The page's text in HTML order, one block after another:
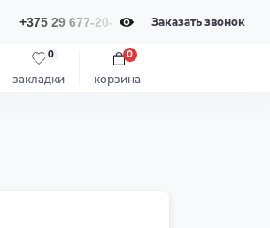
+375 29 677-20-20 Заказать звонок
закладки
0
корзина
0